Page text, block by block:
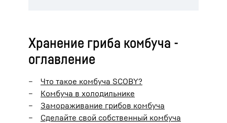
Хранение гриба комбуча -
оглавление
Что такое комбуча SCOBY?
Комбуча в холодильнике
Замораживание грибов комбуча
Сделайте свой собственный комбуча